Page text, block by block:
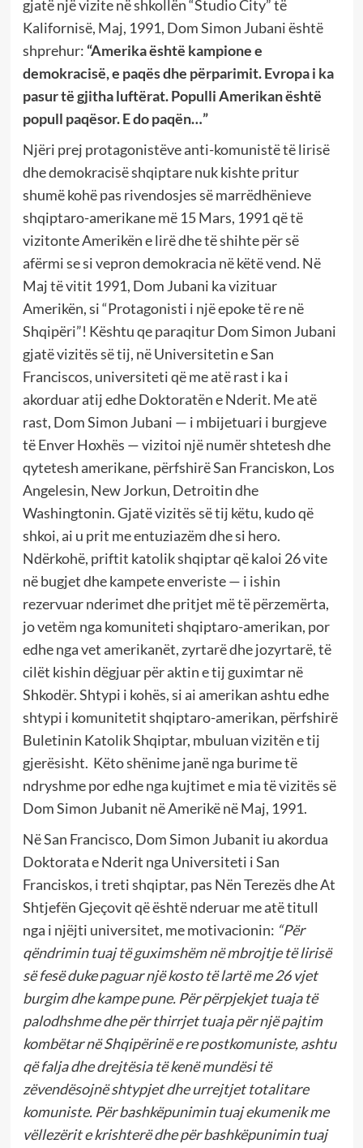
gjatë një vizite në shkollën “Studio City” të
Kalifornisë, Maj, 1991, Dom Simon Jubani është
shprehur: “Amerika është kampione e
demokracisë, e paqës dhe përparimit. Evropa i ka
pasur të gjitha luftërat. Populli Amerikan është
popull paqësor. E do paqën…”
Njëri prej protagonistëve anti-komunistë të lirisë
dhe demokracisë shqiptare nuk kishte pritur
shumë kohë pas rivendosjes së marrëdhënieve
shqiptaro-amerikane më 15 Mars, 1991 që të
vizitonte Amerikën e lirë dhe të shihte për së
afërmi se si vepron demokracia në këtë vend. Në
Maj të vitit 1991, Dom Jubani ka vizituar
Amerikën, si “Protagonisti i një epoke të re në
Shqipëri”! Kështu qe paraqitur Dom Simon Jubani
gjatë vizitës së tij, në Universitetin e San
Franciscos, universiteti që me atë rast i ka i
akorduar atij edhe Doktoratën e Nderit. Me atë
rast, Dom Simon Jubani — i mbijetuari i burgjeve
të Enver Hoxhës — vizitoi një numër shtetesh dhe
qytetesh amerikane, përfshirë San Franciskon, Los
Angelesin, New Jorkun, Detroitin dhe
Washingtonin. Gjatë vizitës së tij këtu, kudo që
shkoi, ai u prit me entuziazëm dhe si hero.
Ndërkohë, priftit katolik shqiptar që kaloi 26 vite
në bugjet dhe kampete enveriste — i ishin
rezervuar nderimet dhe pritjet më të përzemërta,
jo vetëm nga komuniteti shqiptaro-amerikan, por
edhe nga vet amerikanët, zyrtarë dhe jozyrtarë, të
cilët kishin dëgjuar për aktin e tij guximtar në
Shkodër. Shtypi i kohës, si ai amerikan ashtu edhe
shtypi i komunitetit shqiptaro-amerikan, përfshirë
Buletinin Katolik Shqiptar, mbuluan vizitën e tij
gjerësisht. Këto shënime janë nga burime të
ndryshme por edhe nga kujtimet e mia të vizitës së
Dom Simon Jubanit në Amerikë në Maj, 1991.
Në San Francisco, Dom Simon Jubanit iu akordua
Doktorata e Nderit nga Universiteti i San
Franciskos, i treti shqiptar, pas Nën Terezës dhe At
Shtjefën Gjeçovit që është nderuar me atë titull
nga i njëjti universitet, me motivacionin: “Për
qëndrimin tuaj të guximshëm në mbrojtje të lirisë
së fesë duke paguar një kosto të lartë me 26 vjet
burgim dhe kampe pune. Për përpjekjet tuaja të
palodhshme dhe për thirrjet tuaja për një pajtim
kombëtar në Shqipërinë e re postkomuniste, ashtu
që falja dhe drejtësia të kenë mundësi të
zëvendësojnë shtypjet dhe urrejtjet totalitare
komuniste. Për bashkëpunimin tuaj ekumenik me
vëllezërit e krishterë dhe për bashkëpunimin tuaj